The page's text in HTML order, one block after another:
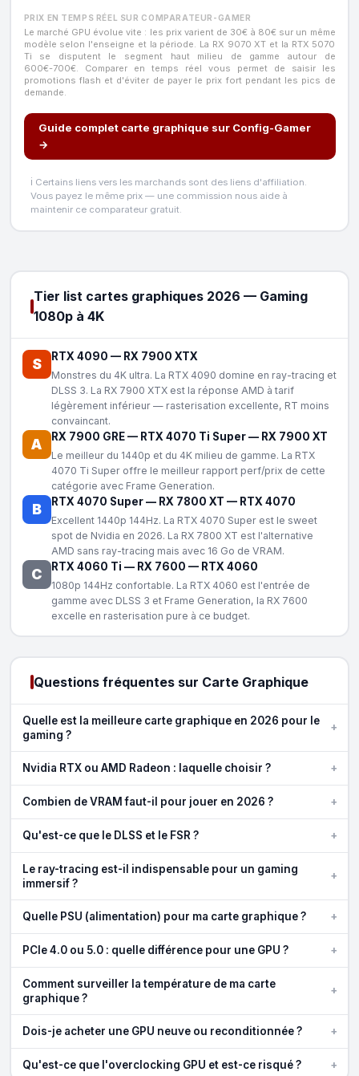
PRIX EN TEMPS RÉEL SUR COMPARATEUR-GAMER
Le marché GPU évolue vite : les prix varient de 30€ à 80€ sur un même
modèle selon l'enseigne et la période. La RX 9070 XT et la RTX 5070
Ti se disputent le segment haut milieu de gamme autour de
600€-700€. Comparer en temps réel vous permet de saisir les
promotions flash et d'éviter de payer le prix fort pendant les pics de
demande.
Guide complet carte graphique sur Config-Gamer
→
ℹ️ Certains liens vers les marchands sont des liens d'affiliation.
Vous payez le même prix — une commission nous aide à
maintenir ce comparateur gratuit.
Tier list cartes graphiques 2026 — Gaming
1080p à 4K
S RTX 4090 — RX 7900 XTX
Monstres du 4K ultra. La RTX 4090 domine en ray-tracing et
DLSS 3. La RX 7900 XTX est la réponse AMD à tarif
légèrement inférieur — rasterisation excellente, RT moins
convaincant.
A RX 7900 GRE— RTX 4070 Ti Super— RX 7900 XT
Le meilleur du 1440p et du 4K milieu de gamme. La RTX
4070 Ti Super offre le meilleur rapport perf/prix de cette
catégorie avec Frame Generation.
B RTX 4070 Super— RX 7800 XT — RTX 4070
Excellent 1440p 144Hz. La RTX 4070 Super est le sweet
spot de Nvidia en 2026. La RX 7800 XT est l'alternative
AMD sans ray-tracing mais avec 16 Go de VRAM.
C RTX 4060 Ti — RX 7600 — RTX 4060
1080p 144Hz confortable. La RTX 4060 est l'entrée de
gamme avec DLSS 3 et Frame Generation, la RX 7600
excelle en rasterisation pure à ce budget.
Questions fréquentes sur Carte Graphique
Quelle est la meilleure carte graphique en 2026 pour le
gaming ?
+
Nvidia RTX ou AMD Radeon : laquelle choisir ? +
Combien de VRAM faut-il pour jouer en 2026 ? +
Qu'est-ce que le DLSS et le FSR ? +
Le ray-tracing est-il indispensable pour un gaming
immersif ?
+
Quelle PSU (alimentation) pour ma carte graphique ? +
PCIe 4.0 ou 5.0 : quelle différence pour une GPU ? +
Comment surveiller la température de ma carte
graphique ?
+
Dois-je acheter une GPU neuve ou reconditionnée ? +
Qu'est-ce que l'overclocking GPU et est-ce risqué ? +